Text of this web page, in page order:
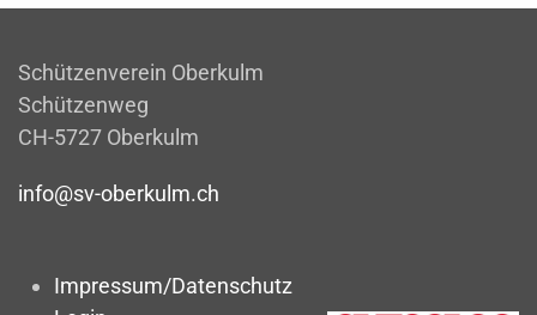
Schützenverein Oberkulm
Schützenweg
CH-5727 Oberkulm
info@sv-oberkulm.ch
Impressum/Datenschutz